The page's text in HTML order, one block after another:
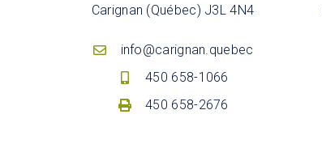
Carignan (Québec) J3L 4N4
info@carignan.quebec
450 658-1066
450 658-2676